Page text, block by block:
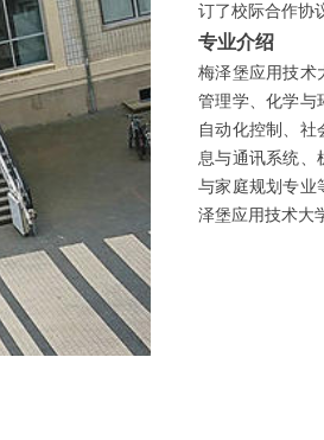
订了校际合作协
专业介绍
梅泽堡应用技术
管理学、化学与
自动化控制、社
息与通讯系统、
与家庭规划专业
泽堡应用技术大